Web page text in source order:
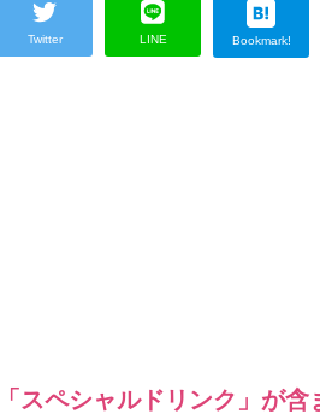
Twitter LINE Bookmark!
「スペシャルドリンク」が